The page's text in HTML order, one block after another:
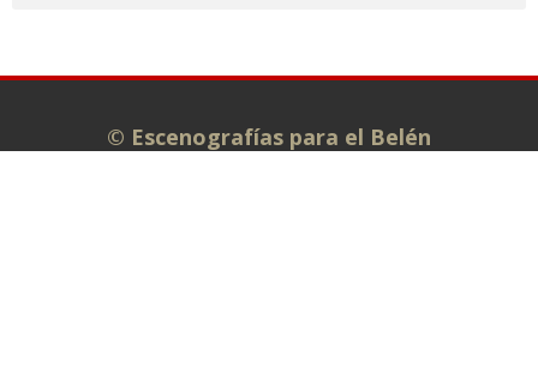
© Escenografías para el Belén